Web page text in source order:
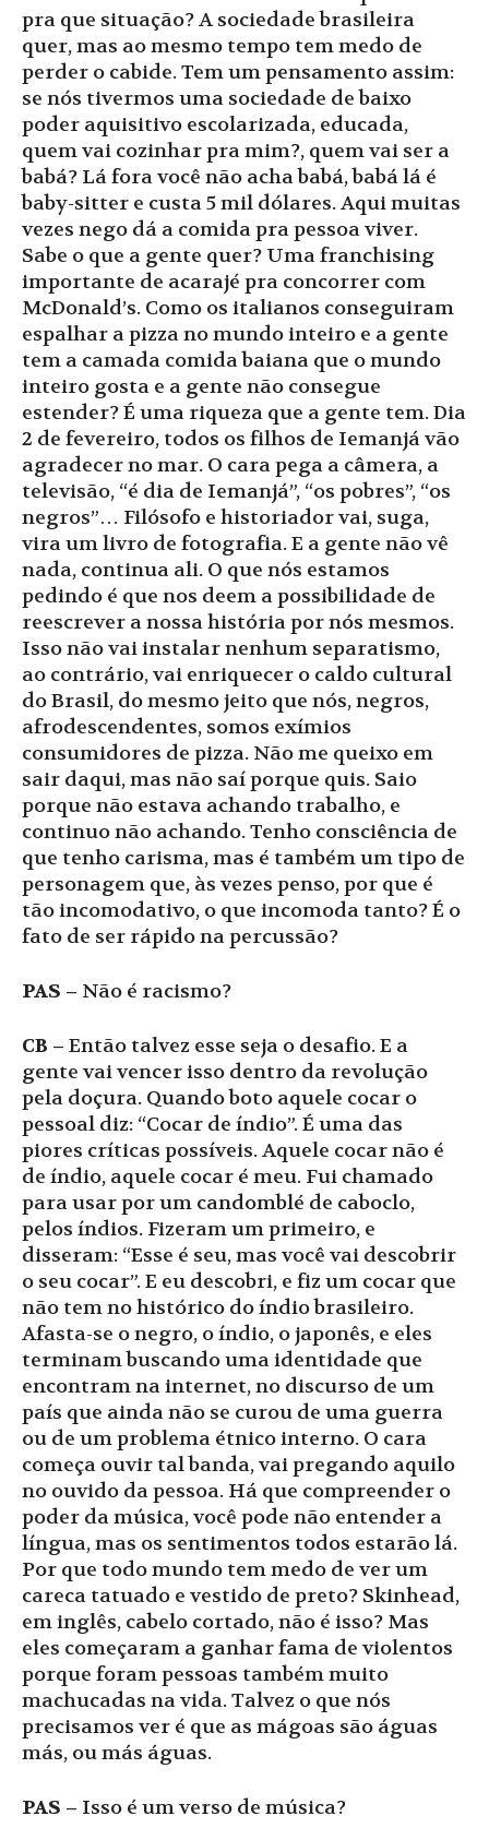
pra que situação? A sociedade brasileira
quer, mas ao mesmo tempo tem medo de
perder o cabide. Tem um pensamento assim:
se nós tivermos uma sociedade de baixo
poder aquisitivo escolarizada, educada,
quem vai cozinhar pra mim?, quem vai ser a
babá? Lá fora você não acha babá, babá lá é
baby-sitter e custa 5 mil dólares. Aqui muitas
vezes nego dá a comida pra pessoa viver.
Sabe o que a gente quer? Uma franchising
importante de acarajé pra concorrer com
McDonald’s. Como os italianos conseguiram
espalhar a pizza no mundo inteiro e a gente
tem a camada comida baiana que o mundo
inteiro gosta e a gente não consegue
estender? É uma riqueza que a gente tem. Dia
2 de fevereiro, todos os filhos de Iemanjá vão
agradecer no mar. O cara pega a câmera, a
televisão, “é dia de Iemanjá”, “os pobres”, “os
negros”… Filósofo e historiador vai, suga,
vira um livro de fotografia. E a gente não vê
nada, continua ali. O que nós estamos
pedindo é que nos deem a possibilidade de
reescrever a nossa história por nós mesmos.
Isso não vai instalar nenhum separatismo,
ao contrário, vai enriquecer o caldo cultural
do Brasil, do mesmo jeito que nós, negros,
afrodescendentes, somos exímios
consumidores de pizza. Não me queixo em
sair daqui, mas não saí porque quis. Saio
porque não estava achando trabalho, e
continuo não achando. Tenho consciência de
que tenho carisma, mas é também um tipo de
personagem que, às vezes penso, por que é
tão incomodativo, o que incomoda tanto? É o
fato de ser rápido na percussão?
PAS – Não é racismo?
CB – Então talvez esse seja o desafio. E a
gente vai vencer isso dentro da revolução
pela doçura. Quando boto aquele cocar o
pessoal diz: “Cocar de índio”. É uma das
piores críticas possíveis. Aquele cocar não é
de índio, aquele cocar é meu. Fui chamado
para usar por um candomblé de caboclo,
pelos índios. Fizeram um primeiro, e
disseram: “Esse é seu, mas você vai descobrir
o seu cocar”. E eu descobri, e fiz um cocar que
não tem no histórico do índio brasileiro.
Afasta-se o negro, o índio, o japonês, e eles
terminam buscando uma identidade que
encontram na internet, no discurso de um
país que ainda não se curou de uma guerra
ou de um problema étnico interno. O cara
começa ouvir tal banda, vai pregando aquilo
no ouvido da pessoa. Há que compreender o
poder da música, você pode não entender a
língua, mas os sentimentos todos estarão lá.
Por que todo mundo tem medo de ver um
careca tatuado e vestido de preto? Skinhead,
em inglês, cabelo cortado, não é isso? Mas
eles começaram a ganhar fama de violentos
porque foram pessoas também muito
machucadas na vida. Talvez o que nós
precisamos ver é que as mágoas são águas
más, ou más águas.
PAS – Isso é um verso de música?